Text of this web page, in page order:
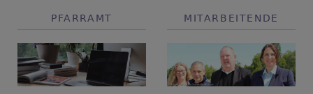
PFARRAMT MITARBEITENDE